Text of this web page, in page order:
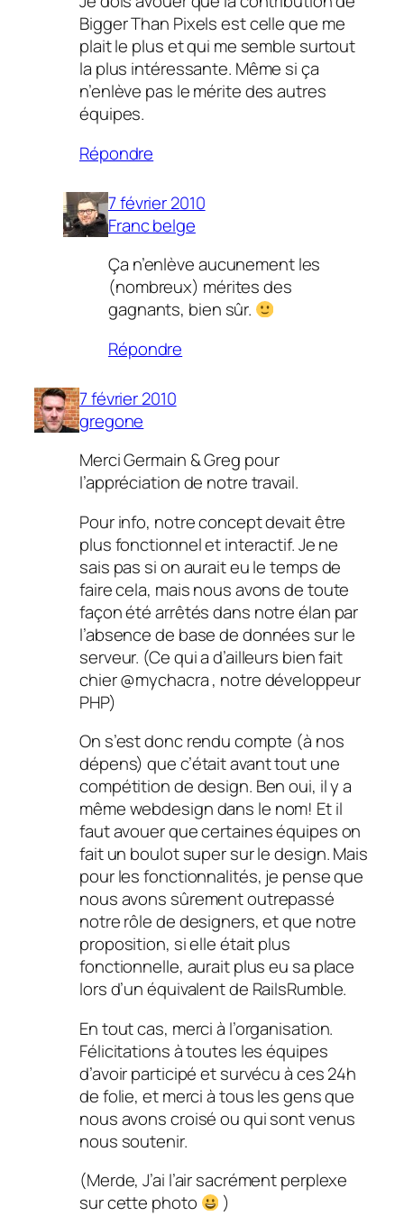
Bigger Than Pixels est celle que me
plait le plus et qui me semble surtout
la plus intéressante. Même si ça
n’enlève pas le mérite des autres
équipes.
Répondre
7 février 2010
Franc belge
Ça n’enlève aucunement les
(nombreux) mérites des
gagnants, bien sûr.
Répondre
7 février 2010
gregone
Merci Germain & Greg pour
l’appréciation de notre travail.
Pour info, notre concept devait être
plus fonctionnel et interactif. Je ne
sais pas si on aurait eu le temps de
faire cela, mais nous avons de toute
façon été arrêtés dans notre élan par
l’absence de base de données sur le
serveur. (Ce qui a d’ailleurs bien fait
chier @mychacra , notre développeur
PHP)
On s’est donc rendu compte (à nos
dépens) que c’était avant tout une
compétition de design. Ben oui, il y a
même webdesign dans le nom! Et il
faut avouer que certaines équipes on
fait un boulot super sur le design. Mais
pour les fonctionnalités, je pense que
nous avons sûrement outrepassé
notre rôle de designers, et que notre
proposition, si elle était plus
fonctionnelle, aurait plus eu sa place
lors d’un équivalent de RailsRumble.
En tout cas, merci à l’organisation.
Félicitations à toutes les équipes
d’avoir participé et survécu à ces 24h
de folie, et merci à tous les gens que
nous avons croisé ou qui sont venus
nous soutenir.
(Merde, J’ai l’air sacrément perplexe
sur cette photo
)